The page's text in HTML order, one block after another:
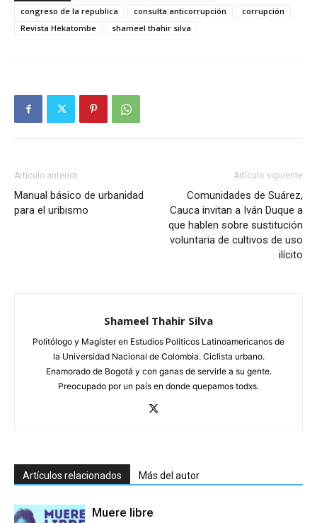
congreso de la republica
consulta anticorrupción
corrupción
Revista Hekatombe
shameel thahir silva
Artículo anterior
Manual básico de urbanidad
para el uribismo
Artículo siguiente
Comunidades de Suárez,
Cauca invitan a Iván Duque a
que hablen sobre sustitución
voluntaria de cultivos de uso
ilícito
Shameel Thahir Silva
Politólogo y Magíster en Estudios Políticos Latinoamericanos de
la Universidad Nacional de Colombia. Ciclista urbano.
Enamorado de Bogotá y con ganas de servirle a su gente.
Preocupado por un país en donde quepamos todxs.
Artículos relacionados Más del autor
Muere libre